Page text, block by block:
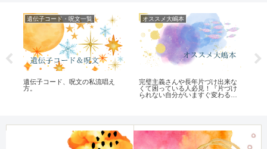
遺伝子コード・呪文一覧
遺伝子コード、呪文の私流唱え
方。
オススメ大嶋本
完璧主義さんや長年片づけ出来な
くて困っている人必見！『片づけ
られない自分がいますぐ変わる